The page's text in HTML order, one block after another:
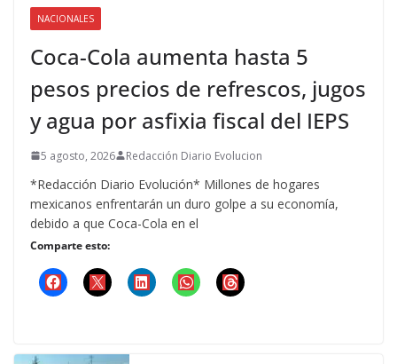
NACIONALES
Coca-Cola aumenta hasta 5
pesos precios de refrescos, jugos
y agua por asfixia fiscal del IEPS
5 agosto, 2026 Redacción Diario Evolucion
*Redacción Diario Evolución* Millones de hogares
mexicanos enfrentarán un duro golpe a su economía,
debido a que Coca-Cola en el
Comparte esto: